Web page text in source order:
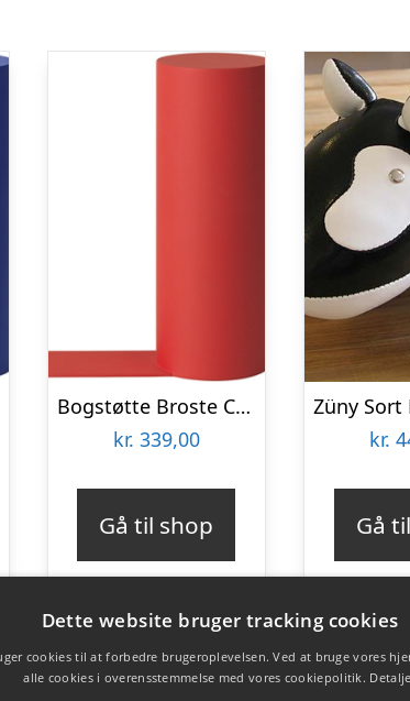
Bogstøtte Broste Copenhagen Bookend rød metal H19ÃB7ÃL14 cm
kr. 339,00
Gå til shop
kr.
Gå
Dette website bruger tracking cookies
cookies til at forbedre brugeroplevelsen. Ved at bruge vores
alle cookies i overensstemmelse med vores cookiepolitik.